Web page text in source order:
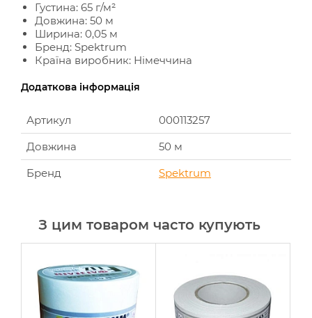
Густина: 65 г/м²
Довжина: 50 м
Ширина: 0,05 м
Бренд: Spektrum
Країна виробник: Німеччина
Додаткова інформація
Артикул
000113257
Довжина
50 м
Бренд
Spektrum
З цим товаром часто купують